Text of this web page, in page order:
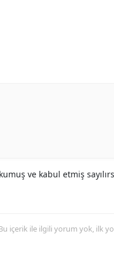
ve kabul etmiş
içerik ile ilgili yorum yok, ilk